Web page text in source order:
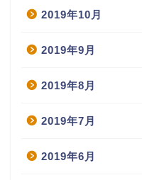
2019年10月
2019年9月
2019年8月
2019年7月
2019年6月